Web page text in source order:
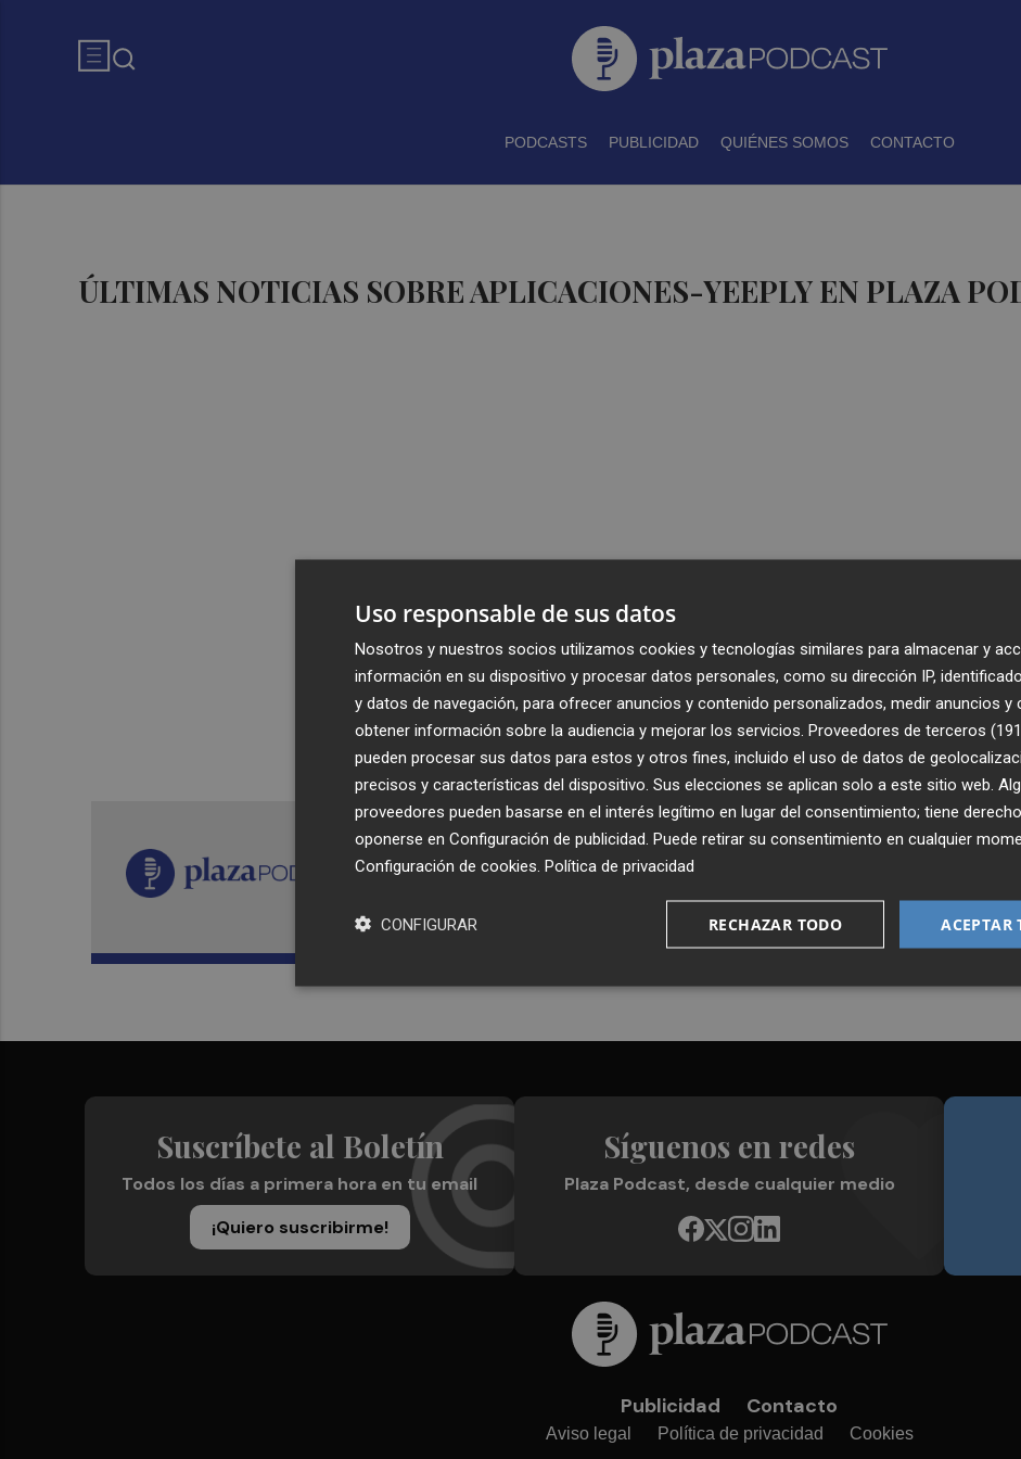
PODCASTS PUBLICIDAD QUIÉNES SOMOS CONTACTO
ÚLTIMAS NOTICIAS SOBRE APLICACIONES-YEEPLY EN PLAZA
Recibe toda la actualidad de
Plaza Podcast en tu correo
Suscríbete al Boletín
Todos los días a primera hora en tu email
¡Quiero suscribirme!
Síguenos en redes
Plaza Podcast, desde cualquier medio
Publicidad Contacto
Aviso legal Política de privacidad Cookies
Uso responsable de sus datos
Nosotros y nuestros socios utilizamos cookies y tecnologías similares para almacenar y
información en su dispositivo y procesar datos personales, como su dirección IP,
y datos de navegación, para ofrecer anuncios y contenido personalizados, medir anuncios y
obtener información sobre la audiencia y mejorar los servicios. Proveedores de terceros
pueden procesar sus datos para estos y otros fines, incluido el uso de datos de
precisos y características del dispositivo. Sus elecciones se aplican solo a este sitio web.
proveedores pueden basarse en el interés legítimo en lugar del consentimiento; tiene
oponerse en Configuración de publicidad . Puede retirar su consentimiento en cualquier
Configuración de cookies Política de privacidad
ACEPTAR
RECHAZAR TODO
CONFIGURAR